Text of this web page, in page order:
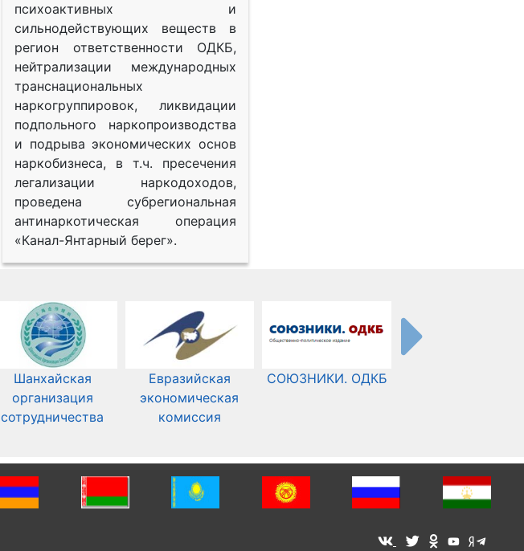
психоактивных и
сильнодействующих веществ в
регион ответственности ОДКБ,
нейтрализации международных
транснациональных
наркогруппировок, ликвидации
подпольного наркопроизводства
и подрыва экономических основ
наркобизнеса, в т.ч. пресечения
легализации наркодоходов,
проведена субрегиональная
антинаркотическая операция
«Канал-Янтарный берег».
Шанхайская
организация
сотрудничества
Евразийская
экономическая
комиссия
СОЮЗНИКИ. ОДКБ